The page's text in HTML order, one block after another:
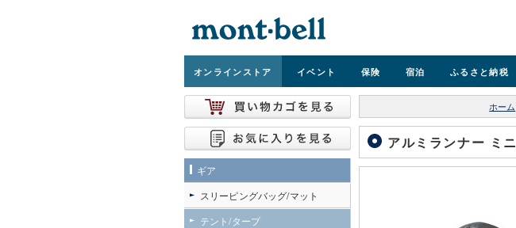
オンラインストア イベント 保険 宿泊 ふるさと納税
ホーム
アルミランナー ミニ
ギア
スリーピングバッグ/マット
テント/タープ